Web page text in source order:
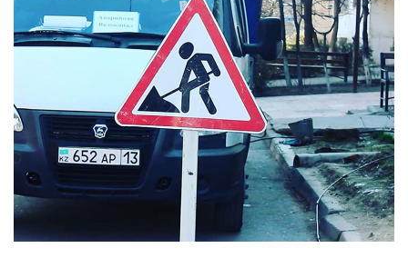
г
а
ц
и
ю